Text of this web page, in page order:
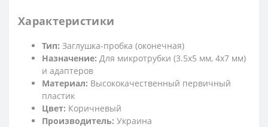
Характеристики
Тип: Заглушка-пробка (оконечная)
Назначение: Для микротрубки (3.5х5 мм, 4х7 мм)
и адаптеров
Материал: Высококачественный первичный
пластик
Цвет: Коричневый
Производитель: Украина